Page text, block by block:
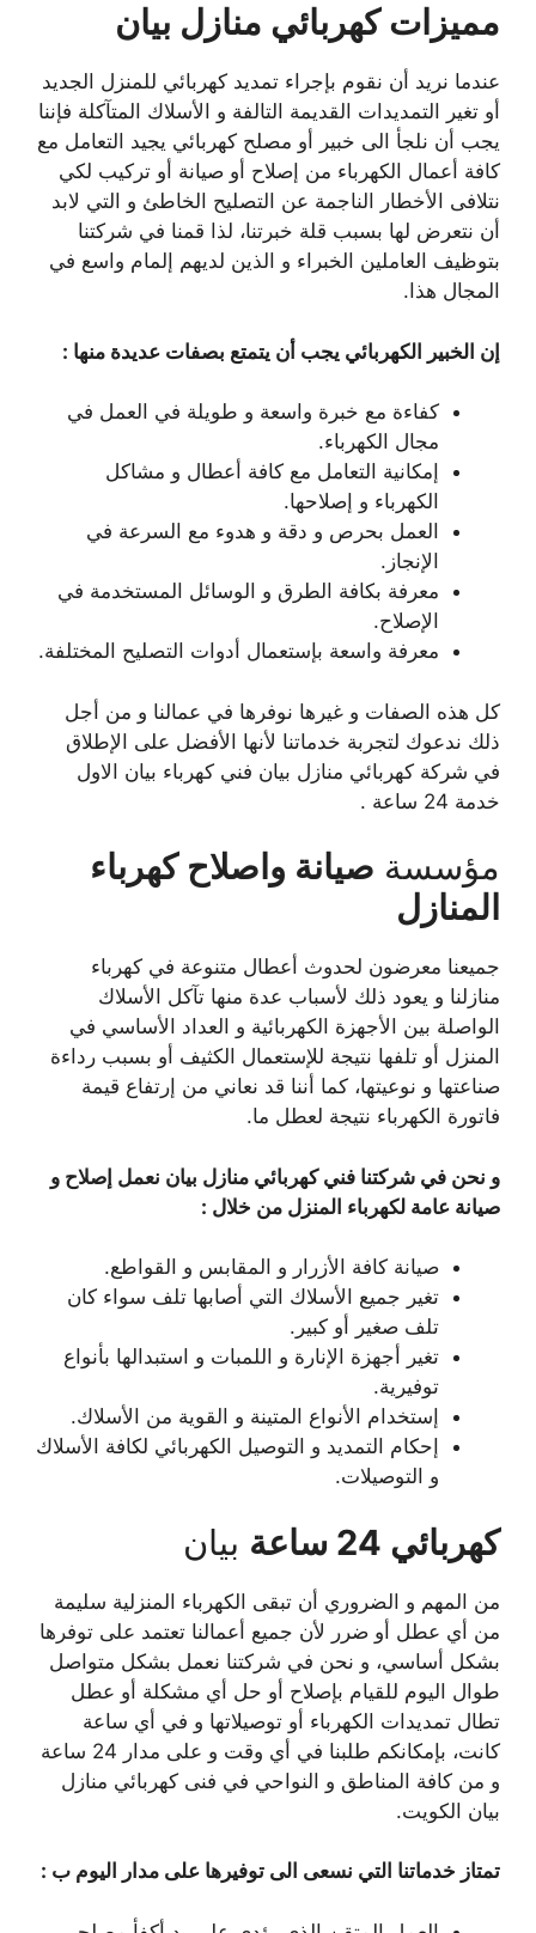
مميزات كهربائي منازل بيان
عندما نريد أن نقوم بإجراء تمديد كهربائي للمنزل الجديد
أو تغير التمديدات القديمة التالفة و الأسلاك المتآكلة فإننا
يجب أن نلجأ الى خبير أو مصلح كهربائي يجيد التعامل مع
كافة أعمال الكهرباء من إصلاح أو صيانة أو تركيب لكي
نتلافى الأخطار الناجمة عن التصليح الخاطئ و التي لابد
أن نتعرض لها بسبب قلة خبرتنا، لذا قمنا في شركتنا
بتوظيف العاملين الخبراء و الذين لديهم إلمام واسع في
المجال هذا.
إن الخبير الكهربائي يجب أن يتمتع بصفات عديدة منها :
كفاءة مع خبرة واسعة و طويلة في العمل في
مجال الكهرباء.
إمكانية التعامل مع كافة أعطال و مشاكل
الكهرباء و إصلاحها.
العمل بحرص و دقة و هدوء مع السرعة في
الإنجاز.
معرفة بكافة الطرق و الوسائل المستخدمة في
الإصلاح.
معرفة واسعة بإستعمال أدوات التصليح المختلفة.
كل هذه الصفات و غيرها نوفرها في عمالنا و من أجل
ذلك ندعوك لتجربة خدماتنا لأنها الأفضل على الإطلاق
في شركة كهربائي منازل بيان فني كهرباء بيان الاول
خدمة 24 ساعة .
مؤسسة صيانة واصلاح كهرباء
المنازل
جميعنا معرضون لحدوث أعطال متنوعة في كهرباء
منازلنا و يعود ذلك لأسباب عدة منها تآكل الأسلاك
الواصلة بين الأجهزة الكهربائية و العداد الأساسي في
المنزل أو تلفها نتيجة للإستعمال الكثيف أو بسبب رداءة
صناعتها و نوعيتها، كما أننا قد نعاني من إرتفاع قيمة
فاتورة الكهرباء نتيجة لعطل ما.
و نحن في شركتنا فني كهربائي منازل بيان نعمل إصلاح و
صيانة عامة لكهرباء المنزل من خلال :
صيانة كافة الأزرار و المقابس و القواطع.
تغير جميع الأسلاك التي أصابها تلف سواء كان
تلف صغير أو كبير.
تغير أجهزة الإنارة و اللمبات و استبدالها بأنواع
توفيرية.
إستخدام الأنواع المتينة و القوية من الأسلاك.
إحكام التمديد و التوصيل الكهربائي لكافة الأسلاك
و التوصيلات.
كهربائي 24 ساعة بيان
من المهم و الضروري أن تبقى الكهرباء المنزلية سليمة
من أي عطل أو ضرر لأن جميع أعمالنا تعتمد على توفرها
بشكل أساسي، و نحن في شركتنا نعمل بشكل متواصل
طوال اليوم للقيام بإصلاح أو حل أي مشكلة أو عطل
تطال تمديدات الكهرباء أو توصيلاتها و في أي ساعة
كانت، بإمكانكم طلبنا في أي وقت و على مدار 24 ساعة
و من كافة المناطق و النواحي في فنى كهربائي منازل
بيان الكويت.
تمتاز خدماتنا التي نسعى الى توفيرها على مدار اليوم ب :